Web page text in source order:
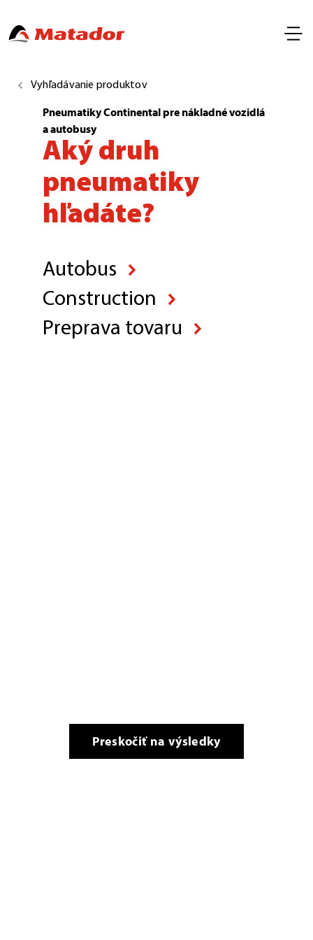
Vyhľadávanie produktov
Pneumatiky Continental pre nákladné vozidlá
a autobusy
Aký druh
pneumatiky
hľadáte?
Autobus
Construction
Preprava tovaru
Preskočiť na výsledky